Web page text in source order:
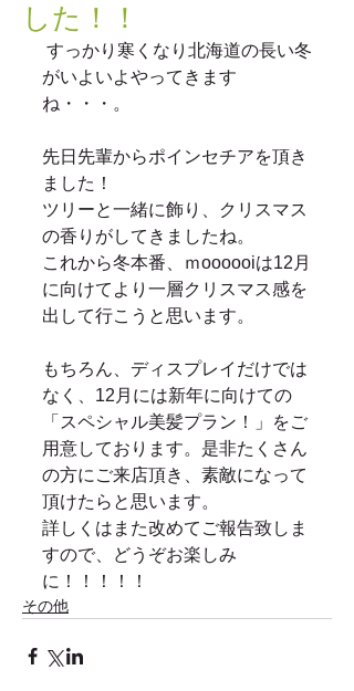
した！！
がいよいよやってきます
ね・・・。
先日先輩からポインセチアを頂き
ました！
ツリーと一緒に飾り、クリスマス
の香りがしてきましたね。
これから冬本番、ｍoooooiは12月
に向けてより一層クリスマス感を
出して行こうと思います。
もちろん、ディスプレイだけでは
なく、12月には新年に向けての
「スペシャル美髪プラン！」をご
用意しております。是非たくさん
の方にご来店頂き、素敵になって
頂けたらと思います。
詳しくはまた改めてご報告致しま
すので、どうぞお楽しみ
に！！！！！
その他